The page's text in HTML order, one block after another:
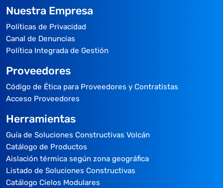
Nuestra Empresa
Políticas de Privacidad
Canal de Denuncias
Política Integrada de Gestión
Proveedores
Código de Ética para Proveedores y Contratistas
Acceso Proveedores
Herramientas
Guía de Soluciones Constructivas Volcán
Catálogo de Productos
Aislación térmica según zona geográfica
Listado de Soluciones Constructivas
Catálogo Cielos Modulares